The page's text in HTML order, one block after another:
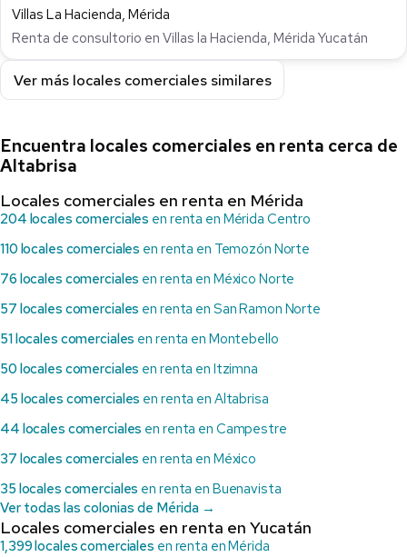
Villas La Hacienda, Mérida
Renta de consultorio en Villas la Hacienda, Mérida Yucatán
Ver más locales comerciales similares
Encuentra locales comerciales en renta cerca de
Altabrisa
Locales comerciales en renta en Mérida
204 locales comerciales en renta en Mérida Centro
110 locales comerciales en renta en Temozón Norte
76 locales comerciales en renta en México Norte
57 locales comerciales en renta en San Ramon Norte
51 locales comerciales en renta en Montebello
50 locales comerciales en renta en Itzimna
45 locales comerciales en renta en Altabrisa
44 locales comerciales en renta en Campestre
37 locales comerciales en renta en México
35 locales comerciales en renta en Buenavista
Ver todas las colonias de Mérida →
Locales comerciales en renta en Yucatán
1,399 locales comerciales en renta en Mérida